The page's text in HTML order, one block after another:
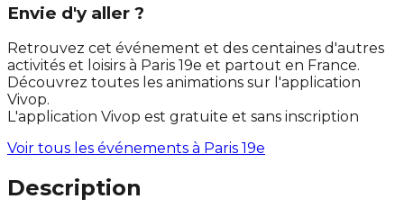
Envie d'y aller ?
Retrouvez cet événement et des centaines d'autres
activités et loisirs à Paris 19e et partout en France.
Découvrez toutes les animations sur l'application
Vivop.
L'application Vivop est gratuite et sans inscription
Voir tous les événements à Paris 19e
Description